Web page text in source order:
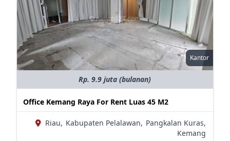
Kantor
Rp. 9.9 juta (bulanan)
Office Kemang Raya For Rent Luas 45 M2
Riau, Kabupaten Pelalawan, Pangkalan Kuras,
Kemang